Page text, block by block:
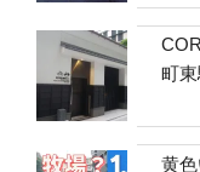
町
黄